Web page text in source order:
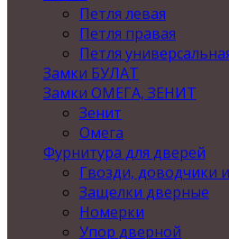
Петля левая
Петля правая
Петля
Замки БУЛАТ
Замки ОМЕГА, ЗЕНИТ
Зенит
Омега
Фурнитура для дверей
Гвозди, доводчики
Защелки дверные
Номерки
Упор дверной